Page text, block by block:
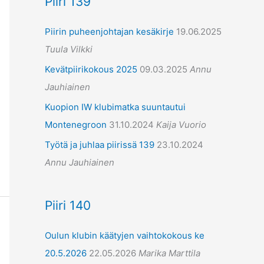
Piirin puheenjohtajan kesäkirje 19.06.2025
Tuula Vilkki
Kevätpiirikokous 2025 09.03.2025 Annu
Jauhiainen
Kuopion IW klubimatka suuntautui
Montenegroon 31.10.2024 Kaija Vuorio
Työtä ja juhlaa piirissä 139 23.10.2024
Annu Jauhiainen
Piiri 140
Oulun klubin käätyjen vaihtokokous ke
20.5.2026 22.05.2026 Marika Marttila